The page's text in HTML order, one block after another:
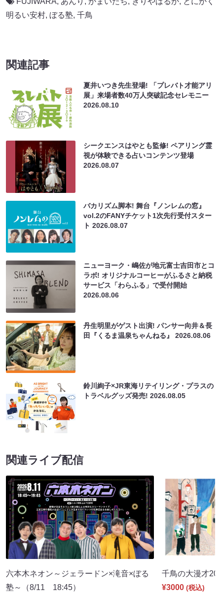
明るい安村, ぼる塾, 千鳥
関連記事
夏井いつき先生登場! 「プレバト才能アリ
展」来場者数40万人突破記念セレモニー
2026.08.10
シークエンスはやとも監修! ペアリング霊
視が体験できる占いコンテンツ登場
2026.08.07
バカリズム脚本! 舞台『ノンレムの窓』
vol.2のFANYチケット1次先行受付スター
ト2026.08.07
ニューヨーク・嶋佐が地元富士吉田市とコ
ラボ! オリジナルコーヒーがふるさと納税
サービス「わらふる」で受付開始
2026.08.06
丹生明里がゲスト出演! パンサー向井＆長
田『くるま温泉ちゃんねる』2026.08.06
鈴川絢子×JR東海リテイリング・プラスの
トラベルグッズ発売!2026.08.05
関連ライブ配信
六本木ネオン～ジェラードン×滝音×ぼる
塾～（8/11 18:45）
千鳥の大漫才
¥3000 (税込)